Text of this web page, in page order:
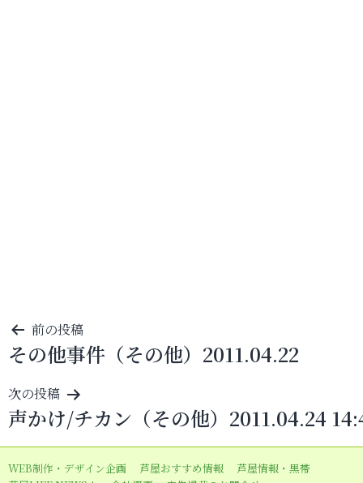
投
稿
ナ
ビ
ゲ
ー
前の投稿
その他事件（その他）2011.04.22
次の投稿
声かけ/チカン（その他）2011.04.24
WEB制作・デザイン企画 芦屋おすすめ情報
芦屋情報・黒帯